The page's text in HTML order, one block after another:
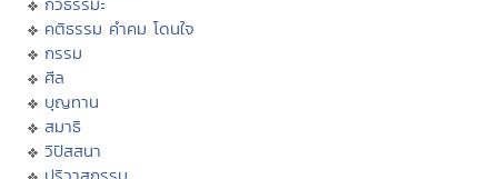
คติธรรม คำคม โดนใจ
กรรม
ศีล
บุญทาน
สมาธิ
วิปัสสนา